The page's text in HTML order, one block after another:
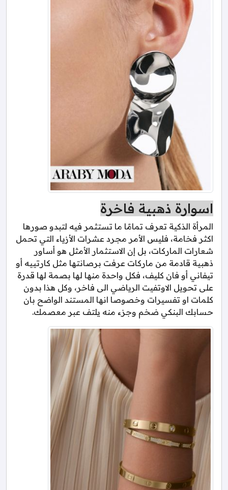
اسوارة ذهبية فاخرة
المرأة الذكية تعرف تمامًا ما تستثمر فيه لتبدو صورها
اكثر فخامة، فليس الأمر مجرد عشرات الأزياء التي تحمل
شعارات الماركات، بل إن الاستثمار الأمثل هو أساور
ذهبية قادمة من ماركات عرفت برصانتها مثل كارتييه أو
تيفاني أو فان كليف، فكل واحدة منها لها بصمة لها قدرة
على تحويل الاوتفيت الرياضي الى فاخر، وكل هذا بدون
كلمات او تفسيرات وخصوصا انها المستند الواضح بان
حسابك البنكي ضخم وجزء منه يلتف عبر معصمك.